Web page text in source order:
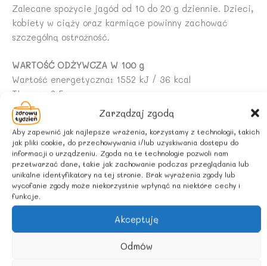
Zarządzaj zgodą
Aby zapewnić jak najlepsze wrażenia, korzystamy z technologii, takich
jak pliki cookie, do przechowywania i/lub uzyskiwania dostępu do
informacji o urządzeniu. Zgoda na te technologie pozwoli nam
przetwarzać dane, takie jak zachowanie podczas przeglądania lub
unikalne identyfikatory na tej stronie. Brak wyrażenia zgody lub
wycofanie zgody może niekorzystnie wpłynąć na niektóre cechy i
funkcje.
Akceptuję
Odmów
Zalecane spożycie jagód od 10 do 20 g dziennie. Dzieci,
kobiety w ciąży oraz karmiące powinny zachować
szczególną ostrożność.
WARTOŚĆ ODŻYWCZA W 100 g
Wartość energetyczna: 1552 kJ / 36 kcal
Tłuszcz: 3,5 g
w tym kwasy tłuszczowe nasycone: 0g
Węglowodany: 68 g
w tym cukry: 17 g
Białko: 12 g
Sól: 0,06 g
ZALECANE WARUNKI PRZECHOWYWANIA
Przechowywać w suchym i chłodnym miejscu.